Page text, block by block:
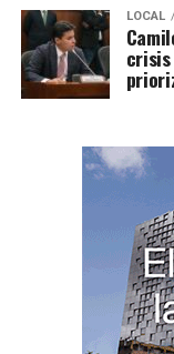
LOCAL